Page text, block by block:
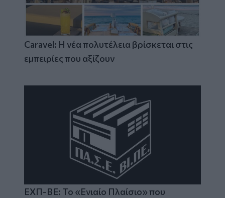
Caravel: Η νέα πολυτέλεια βρίσκεται στις
εμπειρίες που αξίζουν
ΕΧΠ-ΒΕ: Το «Ενιαίο Πλαίσιο» που